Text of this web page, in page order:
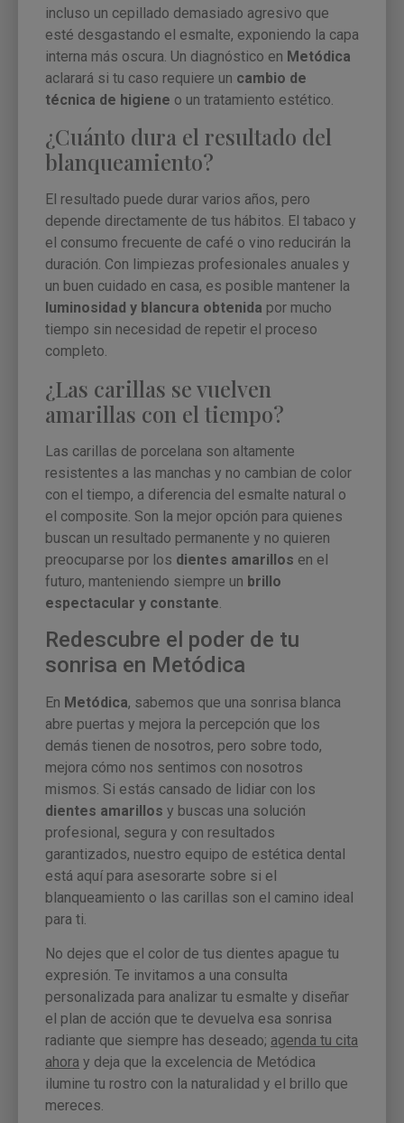
incluso un cepillado demasiado agresivo que
esté desgastando el esmalte, exponiendo la capa
interna más oscura. Un diagnóstico en Metódica
aclarará si tu caso requiere un cambio de
técnica de higiene o un tratamiento estético.
¿Cuánto dura el resultado del
blanqueamiento?
El resultado puede durar varios años, pero
depende directamente de tus hábitos. El tabaco y
el consumo frecuente de café o vino reducirán la
duración. Con limpiezas profesionales anuales y
un buen cuidado en casa, es posible mantener la
luminosidad y blancura obtenida por mucho
tiempo sin necesidad de repetir el proceso
completo.
¿Las carillas se vuelven
amarillas con el tiempo?
Las carillas de porcelana son altamente
resistentes a las manchas y no cambian de color
con el tiempo, a diferencia del esmalte natural o
el composite. Son la mejor opción para quienes
buscan un resultado permanente y no quieren
preocuparse por los dientes amarillos en el
futuro, manteniendo siempre un brillo
espectacular y constante
Redescubre el poder de tu
sonrisa en Metódica
En Metódica, sabemos que una sonrisa blanca
abre puertas y mejora la percepción que los
demás tienen de nosotros, pero sobre todo,
mejora cómo nos sentimos con nosotros
mismos. Si estás cansado de lidiar con los
dientes amarillos y buscas una solución
profesional, segura y con resultados
garantizados, nuestro equipo de estética dental
está aquí para asesorarte sobre si el
blanqueamiento o las carillas son el camino ideal
para ti.
No dejes que el color de tus dientes apague tu
expresión. Te invitamos a una consulta
personalizada para analizar tu esmalte y diseñar
el plan de acción que te devuelva esa sonrisa
radiante que siempre has deseado; agenda tu cita
ahora y deja que la excelencia de Metódica
ilumine tu rostro con la naturalidad y el brillo que
mereces.